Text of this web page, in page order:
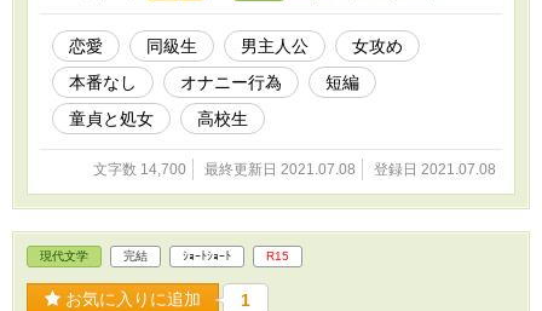
恋愛 同級生 男主人公
女攻め
本番なし
オナニー行為
短編
童貞と処女
高校生
文字数 14,700 最終更新日 2021.07.08 登録日 2021.07.08
現代文学 完結 ｼｮｰﾄｼｮｰﾄ R15
お気に入りに追加 1